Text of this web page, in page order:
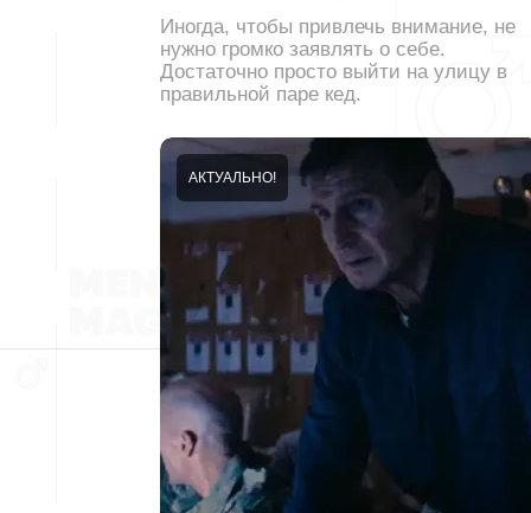
Иногда, чтобы привлечь внимание, не
нужно громко заявлять о себе.
Достаточно просто выйти на улицу в
правильной паре кед.
АКТУАЛЬНО!